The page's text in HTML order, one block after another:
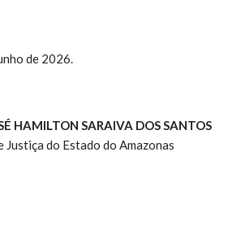
de 2026.
HAMILTON SARAIVA DOS SANTOS
do Estado do Amazonas